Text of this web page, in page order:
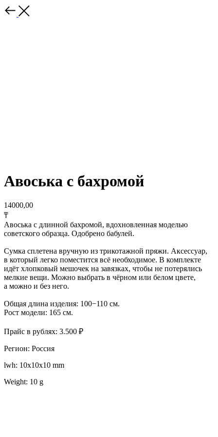
Авоська с бахромой
14000,00
₸
Авоська с длинной бахромой, вдохновленная моделью
советского образца. Одобрено бабулей.
Сумка сплетена вручную из трикотажной пряжи. Аксессуар,
в который легко поместится всё необходимое. В комплекте
идёт хлопковый мешочек на завязках, чтобы не потерялись
мелкие вещи. Можно выбрать в чёрном или белом цвете,
а можно и без него.
Общая длина изделия: 100−110 см.
Рост модели: 165 см.
Прайс в рублях: 3.500 ₽
Регион: Россия
lwh: 10x10x10 mm
Weight: 10 g